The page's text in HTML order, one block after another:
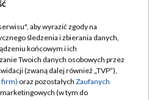
TVP
TVP
prywatności
aby wyrazić zgody na
śledzenia i zbierania danych,
końcowym i ich
Twoich danych osobowych przez
(zwaną dalej również „TVP”),
firm) oraz pozostałych Zaufanych
(w tym do